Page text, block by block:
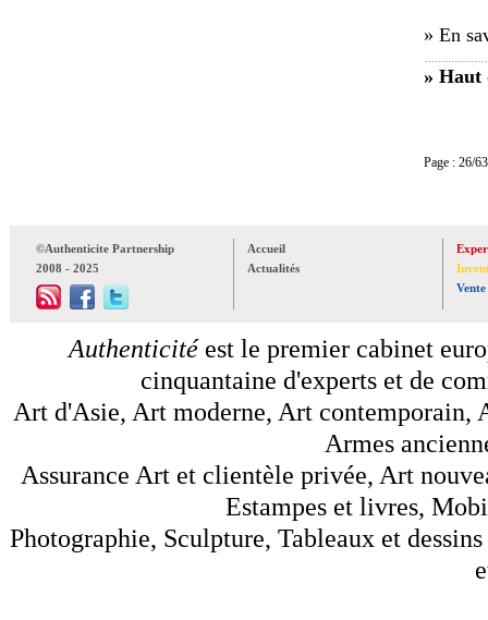
» En
» Haut
Page :
©Authenticite Partnership
2008 - 2025
Accueil
Actualités
Vente
Authenticitéest le premier cabinet
cinquantaine d'experts et de
Art d'Asie, Art moderne, Art contemporain,
Armes
Assurance Art et clientèle privée, Art
Estampes et livres,
Photographie, Sculpture, Tableaux et